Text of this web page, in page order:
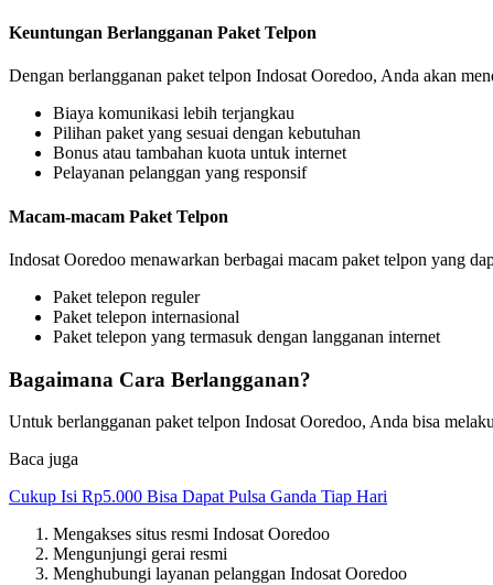
Keuntungan Berlangganan Paket Telpon
Dengan berlangganan paket telpon Indosat Ooredoo, Anda akan
Biaya komunikasi lebih terjangkau
Pilihan paket yang sesuai dengan kebutuhan
Bonus atau tambahan kuota untuk internet
Pelayanan pelanggan yang responsif
Macam-macam Paket Telpon
Indosat Ooredoo menawarkan berbagai macam paket telpon yang
Paket telepon reguler
Paket telepon internasional
Paket telepon yang termasuk dengan langganan internet
Bagaimana Cara Berlangganan?
Untuk berlangganan paket telpon Indosat Ooredoo, Anda bisa
Baca juga
Cukup Isi Rp5.000 Bisa Dapat Pulsa Ganda Tiap Hari
Mengakses situs resmi Indosat Ooredoo
Mengunjungi gerai resmi
Menghubungi layanan pelanggan Indosat Ooredoo